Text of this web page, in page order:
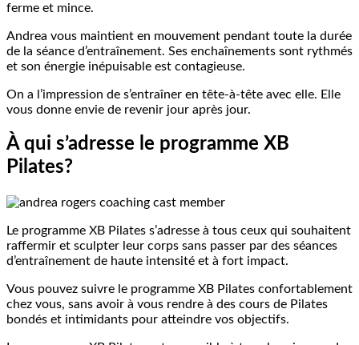
ferme et mince.
Andrea vous maintient en mouvement pendant toute la durée
de la séance d’entraînement. Ses enchaînements sont rythmés
et son énergie inépuisable est contagieuse.
On a l’impression de s’entraîner en tête-à-tête avec elle. Elle
vous donne envie de revenir jour après jour.
À qui s’adresse le programme XB
Pilates?
Le programme XB Pilates s’adresse à tous ceux qui souhaitent
raffermir et sculpter leur corps sans passer par des séances
d’entraînement de haute intensité et à fort impact.
Vous pouvez suivre le programme XB Pilates confortablement
chez vous, sans avoir à vous rendre à des cours de Pilates
bondés et intimidants pour atteindre vos objectifs.